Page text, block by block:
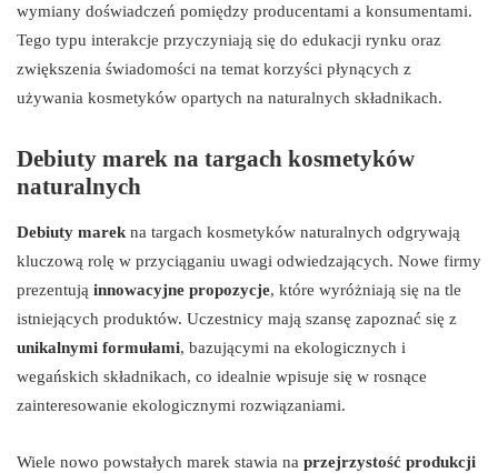
wymiany doświadczeń pomiędzy producentami a konsumentami.
Tego typu interakcje przyczyniają się do edukacji rynku oraz
zwiększenia świadomości na temat korzyści płynących z
używania kosmetyków opartych na naturalnych składnikach.
Debiuty marek na targach kosmetyków
naturalnych
Debiuty marek na targach kosmetyków naturalnych odgrywają
kluczową rolę w przyciąganiu uwagi odwiedzających. Nowe firmy
prezentują innowacyjne propozycje, które wyróżniają się na tle
istniejących produktów. Uczestnicy mają szansę zapoznać się z
unikalnymi formułami, bazującymi na ekologicznych i
wegańskich składnikach, co idealnie wpisuje się w rosnące
zainteresowanie ekologicznymi rozwiązaniami.
Wiele nowo powstałych marek stawia na przejrzystość produkcji